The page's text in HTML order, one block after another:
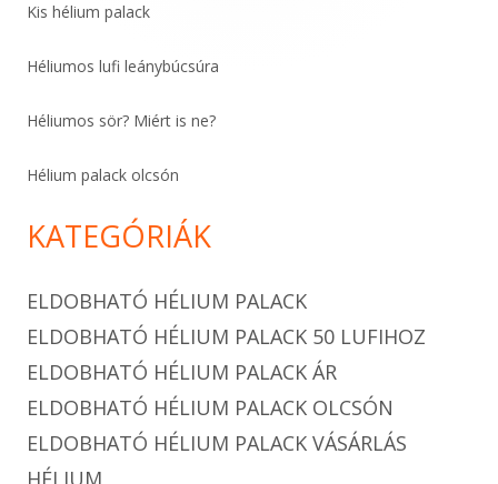
Kis hélium palack
Héliumos lufi leánybúcsúra
Héliumos sör? Miért is ne?
Hélium palack olcsón
KATEGÓRIÁK
ELDOBHATÓ HÉLIUM PALACK
ELDOBHATÓ HÉLIUM PALACK 50 LUFIHOZ
ELDOBHATÓ HÉLIUM PALACK ÁR
ELDOBHATÓ HÉLIUM PALACK OLCSÓN
ELDOBHATÓ HÉLIUM PALACK VÁSÁRLÁS
HÉLIUM